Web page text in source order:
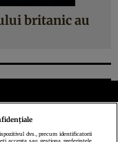
britanic au
dvs., precum identificatorii
accepta sau gestiona preferințele